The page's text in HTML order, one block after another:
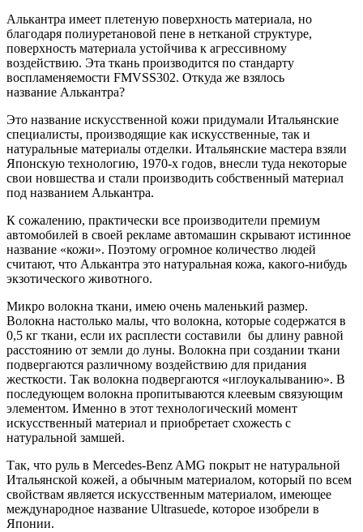
Алькантра имеет плетеную поверхность материала, но
благодаря полиуретановой пене в нетканой структуре,
поверхность материала устойчива к агрессивному
воздействию. Эта ткань производится по стандарту
воспламеняемости FMVSS302. Откуда же взялось
название Алькантра?
Это название искусственной кожи придумали Итальянские
специалисты, производящие как искусственные, так и
натуральные материалы отделки. Итальянские мастера взяли
Японскую технологию, 1970-х годов, внесли туда некоторые
свои новшества и стали производить собственный материал
под названием Алькантра.
К сожалению, практически все производители премиум
автомобилей в своей рекламе автомашин скрывают истинное
название «кожи». Поэтому огромное количество людей
считают, что Алькантра это натуральная кожа, какого-нибудь
экзотического животного.
Микро волокна ткани, имею очень маленький размер.
Волокна настолько малы, что волокна, которые содержатся в
0,5 кг ткани, если их расплести составили бы длину равной
расстоянию от земли до луны. Волокна при создании ткани
подвергаются различному воздействию для придания
жесткости. Так волокна подвергаются «иглоукалыванию». В
последующем волокна пропитываются клеевым связующим
элементом. Именно в этот технологический момент
искусственный материал и приобретает схожесть с
натуральной замшей.
Так, что руль в Mercedes-Benz AMG покрыт не натуральной
Итальянской кожей, а обычным материалом, который по всем
свойствам является искусственным материалом, имеющее
международное название Ultrasuede, которое изобрели в
Японии.